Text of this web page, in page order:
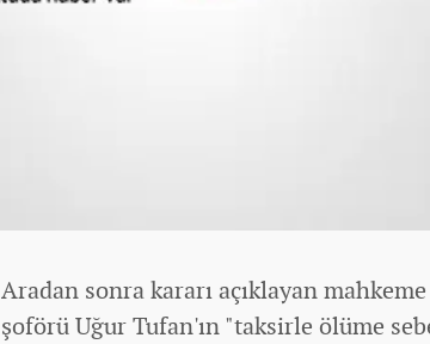
Aradan sonra kararı açıklayan
şoförü Uğur Tufan'ın "taksirle ölüme